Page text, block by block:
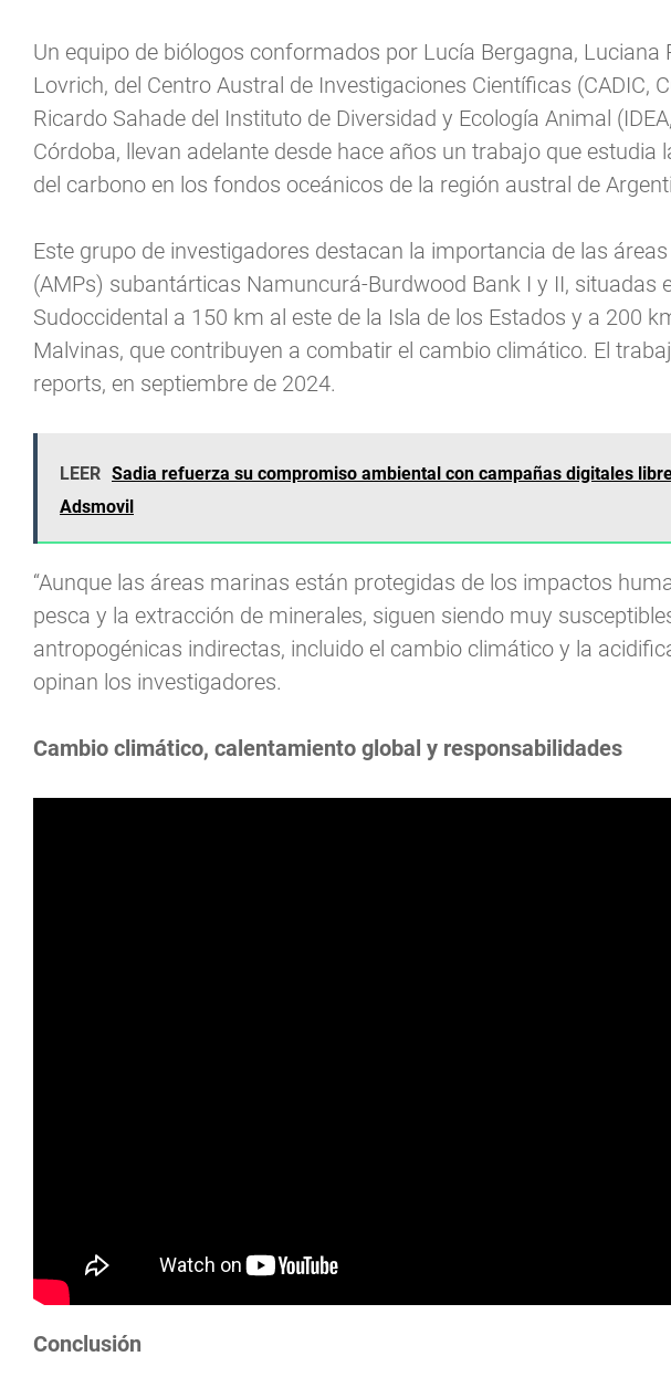
Un equipo de biólogos conformados por Lucía Bergagna, Luciana
Lovrich, del Centro Austral de Investigaciones Científicas (CADIC,
Ricardo Sahade del Instituto de Diversidad y Ecología Animal
Córdoba, llevan adelante desde hace años un trabajo que
del carbono en los fondos oceánicos de la región austral de
Este grupo de investigadores destacan la importancia de las
(AMPs) subantárticas Namuncurá-Burdwood Bank I y II, situadas
Sudoccidental a 150 km al este de la Isla de los Estados y a 200
Malvinas, que contribuyen a combatir el cambio climático. El
reports, en septiembre de 2024.
LEER Sadia refuerza su compromiso ambiental con campañas digitales
Adsmovil
“Aunque las áreas marinas están protegidas de los impactos
pesca y la extracción de minerales, siguen siendo muy
antropogénicas indirectas, incluido el cambio climático y la
opinan los investigadores.
Cambio climático, calentamiento global y responsabilidades
Conclusión